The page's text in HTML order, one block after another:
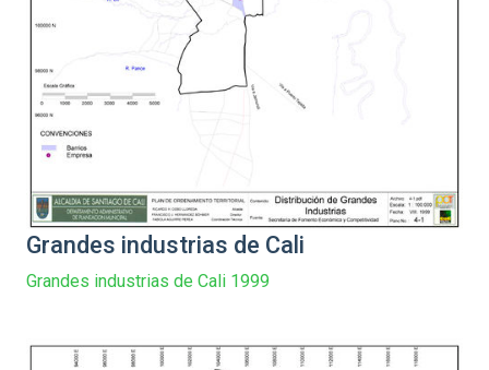
Grandes industrias de Cali
Grandes industrias de Cali 1999